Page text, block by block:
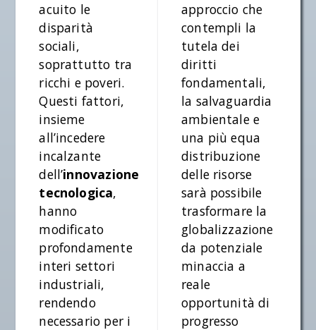
acuito le
disparità
sociali,
soprattutto tra
ricchi e poveri.
Questi fattori,
insieme
all’incedere
incalzante
dell’innovazione
tecnologica,
hanno
modificato
profondamente
interi settori
industriali,
rendendo
necessario per i
approccio che
contempli la
tutela dei
diritti
fondamentali,
la salvaguardia
ambientale e
una più equa
distribuzione
delle risorse
sarà possibile
trasformare la
globalizzazione
da potenziale
minaccia a
reale
opportunità di
progresso